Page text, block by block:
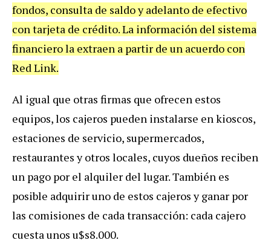
fondos, consulta de saldo y adelanto de efectivo
con tarjeta de crédito. La información del sistema
financiero la extraen a partir de un acuerdo con
Red Link.
Al igual que otras firmas que ofrecen estos
equipos, los cajeros pueden instalarse en kioscos,
estaciones de servicio, supermercados,
restaurantes y otros locales, cuyos dueños reciben
un pago por el alquiler del lugar. También es
posible adquirir uno de estos cajeros y ganar por
las comisiones de cada transacción: cada cajero
cuesta unos u$s8.000.